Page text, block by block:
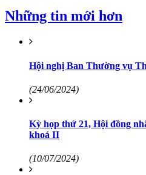
Những tin mới hơn
Hội nghị Ban Thường vụ
(24/06/2024)
Kỳ họp thứ 21, Hội đồng
khoá II
(10/07/2024)